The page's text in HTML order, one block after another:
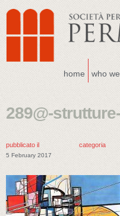
home who
289@-
pubblicato il
5 February 2017
categoria